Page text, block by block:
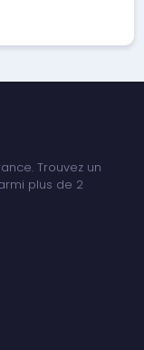
Trouvez un
plus de 2